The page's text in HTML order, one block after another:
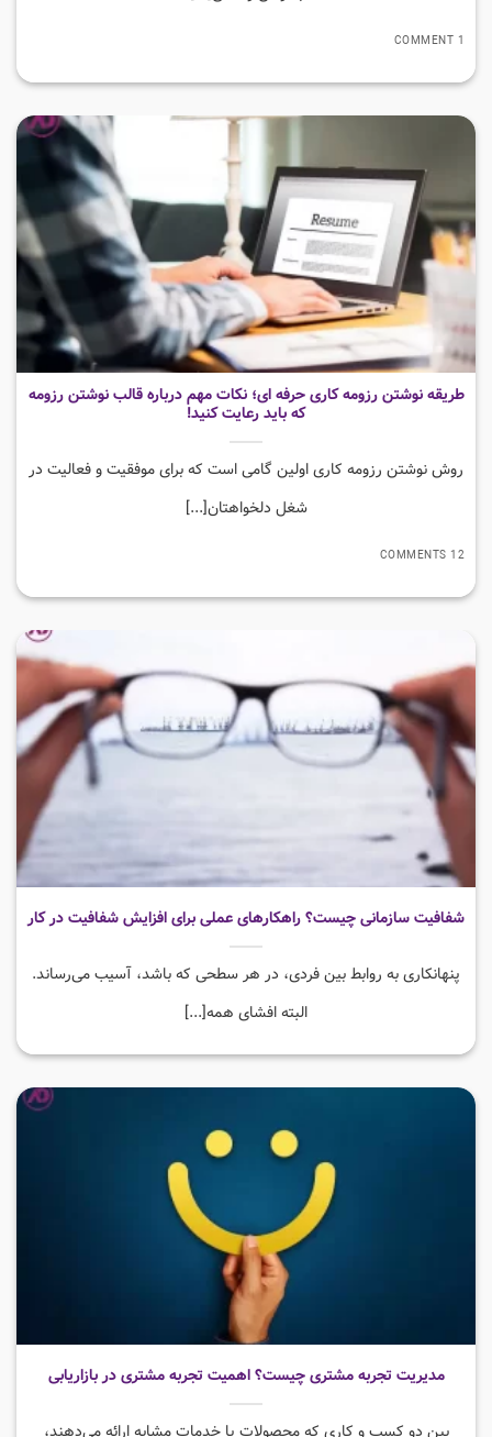
1 COMMENT
طریقه نوشتن رزومه کاری حرفه ای؛ نکات مهم درباره قالب نوشتن رزومه
که باید رعایت کنید!
روش نوشتن رزومه کاری اولین گامی است که برای موفقیت و فعالیت در
شغل دلخواهتان[...]
12 COMMENTS
شفافیت سازمانی چیست؟ راهکارهای عملی برای افزایش شفافیت در کار
پنهانکاری به روابط بین فردی، در هر سطحی که باشد،‌ آسیب می‌رساند.
البته افشای همه[...]
مدیریت تجربه مشتری چیست؟ اهمیت تجربه مشتری در بازاریابی
بین دو کسب و کاری که محصولات یا خدمات مشابه ارائه می‌دهند،